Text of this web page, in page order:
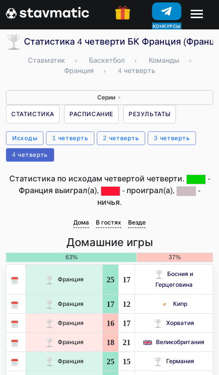
КОНКУРСЫ
Статистика 4 четверти БК Франция
Ставматик › Баскетбол › Команды
›
Франция
› 4 четверть
Серии ▼
СТАТИСТИКА РАСПИСАНИЕ РЕЗУЛЬТАТЫ
Исходы 1 четверть 2 четверть 3 четверть
4 четверть
Статистика по исходам четвертой четверти.
-
Франция выиграл(а),
- проиграл(а),
-
ничья.
Дома В гостях Везде
Домашние игры
63% 37%
Франция 25 17
Босния и
Герцеговина
Франция 17 12 Кипр
Франция 16 17 Хорватия
Франция 18 21 Великобритания
Франция 25 15 Германия